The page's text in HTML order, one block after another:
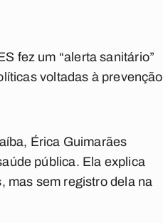
fez um “alerta sanitário”
voltadas à prevenção
Érica Guimarães
pública. Ela explica
mas sem registro dela na